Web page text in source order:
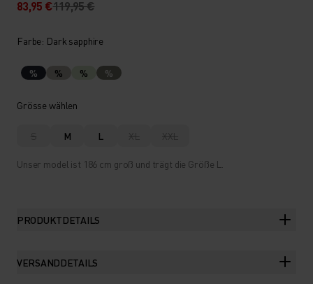
83,95 €119,95 €
Farbe: Dark sapphire
% % % %
Grösse wählen
S M L XL XXL
Unser model ist 186 cm groß und trägt die Größe L.
PRODUKTDETAILS
VERSANDDETAILS